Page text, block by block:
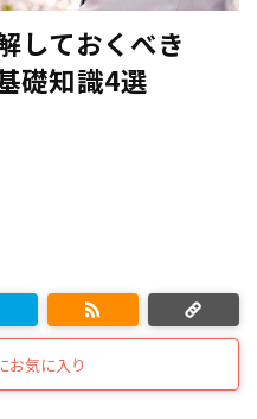
しておくべき
礎知識4選
お気に入り